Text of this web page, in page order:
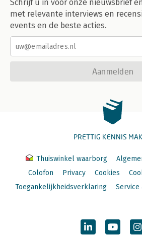
Schrijf u in voor onze nieuwsbrief
met relevante interviews en
events en de beste acties.
Aanmelden
PRETTIG KENNIS
Thuiswinkel waarborg
Colofon
Privacy Cookies
Toegankelijkheidsverklaring
Service